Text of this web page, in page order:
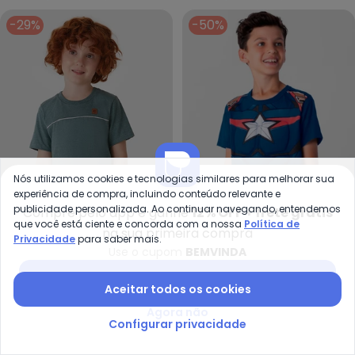
-29%
Carinhoso - Camiseta em
Filete (Verde Petróleo)
CARINHOSO
R$ 69,90
-50%
Avengers Infantil Menino
(Azul)
BRANDILI
R$ 49,99
-50%
Compre pelo app e ganhe12% OFF + frete grátis
na sua primeira compra
Nós utilizamos cookies e tecnologias similares para melhorar sua
experiência de compra, incluindo conteúdo relevante e
publicidade personalizada. Ao continuar navegando, entendemos
que você está ciente e concorda com a nossa Política de
Privacidadepara saber mais.
Aceitar todos os cookies
Configurar privacidade